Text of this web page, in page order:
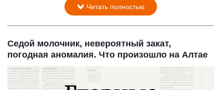
Читать полностью
Седой молочник, невероятный закат,
погодная аномалия. Что произошло на Алтае